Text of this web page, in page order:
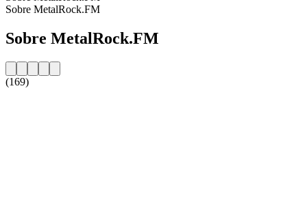
Sobre MetalRock.FM
Sobre MetalRock.FM
(169)